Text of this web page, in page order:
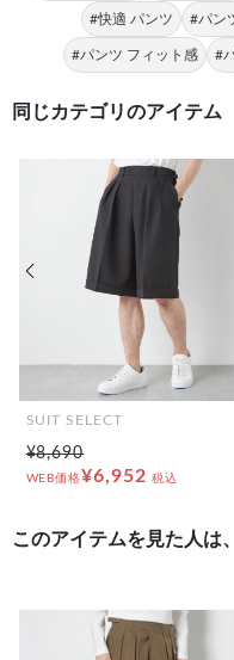
#快適 パンツ #パン
#パンツ フィット感 #
同じカテゴリのアイテム
SUIT SELECT
¥8,690
WEB価格¥6,952 税込
前の画像
このアイテムを見た人は